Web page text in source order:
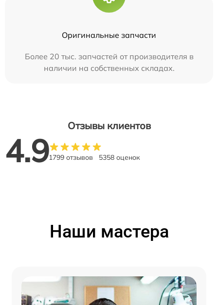
Оригинальные запчасти
Более 20 тыс. запчастей от производителя в
наличии на собственных складах.
Отзывы клиентов
4.91799 отзывов 5358 оценок
Наши мастера